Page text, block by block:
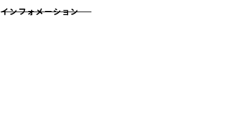
インフォメーション